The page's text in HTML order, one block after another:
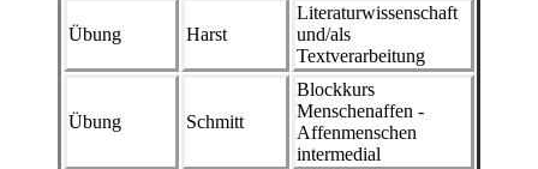
Übung Harst
Literaturwissenschaft
und/als
Textverarbeitung
Übung Schmitt
Blockkurs
Menschenaffen -
Affenmenschen
intermedial